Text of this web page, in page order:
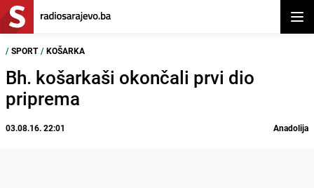
/ SPORT / KOŠARKA
Bh. košarkaši okončali prvi dio
priprema
03.08.16. 22:01 Anadolija